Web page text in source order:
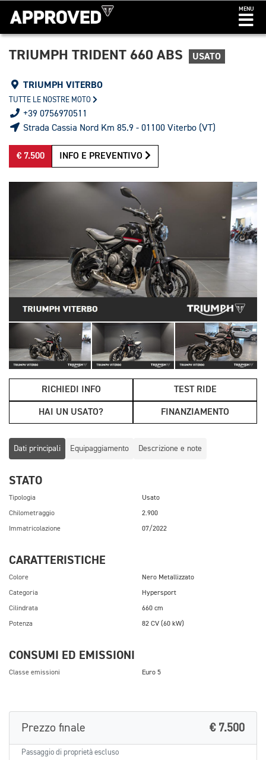
MENU
TRIUMPH TRIDENT 660 ABS USATO
TRIUMPH VITERBO
TUTTE LE NOSTRE MOTO
+39 0756970511
Strada Cassia Nord Km 85.9 - 01100 Viterbo (VT)
€ 7.500 INFO E PREVENTIVO
RICHIEDI INFO TEST RIDE
HAI UN USATO? FINANZIAMENTO
Dati principali Equipaggiamento Descrizione e note
STATO
Tipologia Usato
Chilometraggio 2.900
Immatricolazione 07/2022
CARATTERISTICHE
Colore Nero Metallizzato
Categoria Hypersport
Cilindrata 660 cm
Potenza 82 CV (60 kW)
CONSUMI ED EMISSIONI
Classe emissioni Euro 5
Prezzo finale € 7.500
Passaggio di proprietà escluso